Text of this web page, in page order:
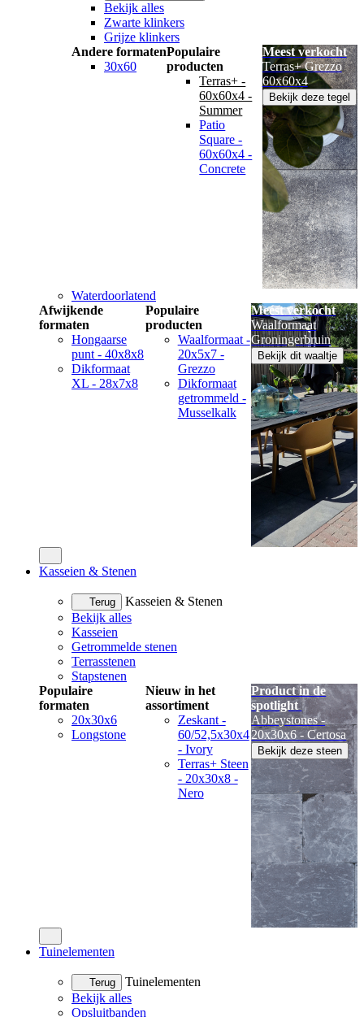
Bekijk alles
Zwarte klinkers
Grijze klinkers
Andere formaten
30x60
Populaire
producten
Terras+ -
60x60x4 -
Summer
Patio
Square -
60x60x4 -
Concrete
Meest verkocht
Terras+ Grezzo
60x60x4
Bekijk deze tegel
Waterdoorlatend
Afwijkende
formaten
Hongaarse
punt - 40x8x8
Dikformaat
XL - 28x7x8
Populaire
producten
Waalformaat -
20x5x7 -
Grezzo
Dikformaat
getrommeld -
Musselkalk
Meest verkocht
Waalformaat
Groningerbruin
Bekijk dit waaltje
Kasseien & Stenen
Terug
Kasseien & Stenen
Bekijk alles
Kasseien
Getrommelde stenen
Terrasstenen
Stapstenen
Populaire
formaten
20x30x6
Longstone
Nieuw in het
assortiment
Zeskant -
60/52,5x30x4
- Ivory
Terras+ Steen
- 20x30x8 -
Nero
Product in de
spotlight
Abbeystones -
20x30x6 - Certosa
Bekijk deze steen
Tuinelementen
Terug
Tuinelementen
Bekijk alles
Opsluitbanden